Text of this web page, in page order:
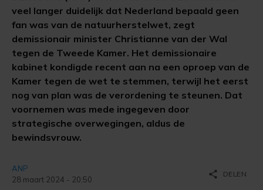
veel langer duidelijk dat Nederland bepaald geen
fan was van de natuurherstelwet, zegt
demissionair minister Christianne van der Wal
tegen de Tweede Kamer. Het demissionaire
kabinet kondigde recent aan na een oproep van de
Kamer tegen de wet te stemmen, terwijl het eerst
nog van plan was de verordening te steunen. Dat
voornemen was mede ingegeven door
strategische overwegingen, aldus de
bewindsvrouw.
ANP
28 maart 2024 - 20:50
share DELEN